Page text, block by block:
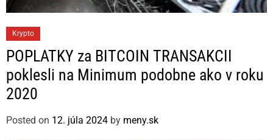
a
t
e
g
r
Krypto
POPLATKY za BITCOIN TRANSAKCII
poklesli na Minimum podobne ako v roku
2020
Posted on 12. júla 2024 by meny.sk